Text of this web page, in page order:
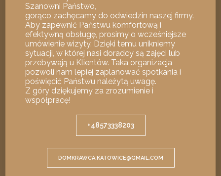
Blog i porady - najnowsze wpisy
JAK ODŚWIEŻYĆ
GARNITUR I
PRZEDŁUŻYĆ JEGO
ŻYWOTNOŚĆ?
Szanowni Państwo,
gorąco zachęcamy do odwiedzin naszej firmy.
Aby zapewnić Państwu komfortową i
efektywną obsługę, prosimy o wcześniejsze
umówienie wizyty. Dzięki temu unikniemy
sytuacji, w której nasi doradcy są zajęci lub
przebywają u Klientów. Taka organizacja
pozwoli nam lepiej zaplanować spotkania i
poświęcić Państwu należytą uwagę.
Z góry dziękujemy za zrozumienie i
współpracę!
+48573338203
DOMKRAWCA.KATOWICE@GMAIL.COM
funkcjonowanie tego portalu, czasami
umieszczamy na komputerze użytkownika (bądź
innym urządzeniu) małe pliki – tzw. cookies
(„ciasteczka”). Podobnie postępuje większość
dużych witryn internetowych.
Zaakceptuj ciasteczka
Odrzuć
Ustawienia Prywatności